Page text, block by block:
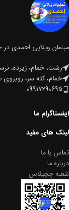
مبلمان ویلایی احمدی
رشت، خمام، زیرده،
خمام، کته سر، روبروی
09917290695
اینستاگرام ما
لینک های مفید
تماس با ما
درباره ما
شعبه چچیلاس